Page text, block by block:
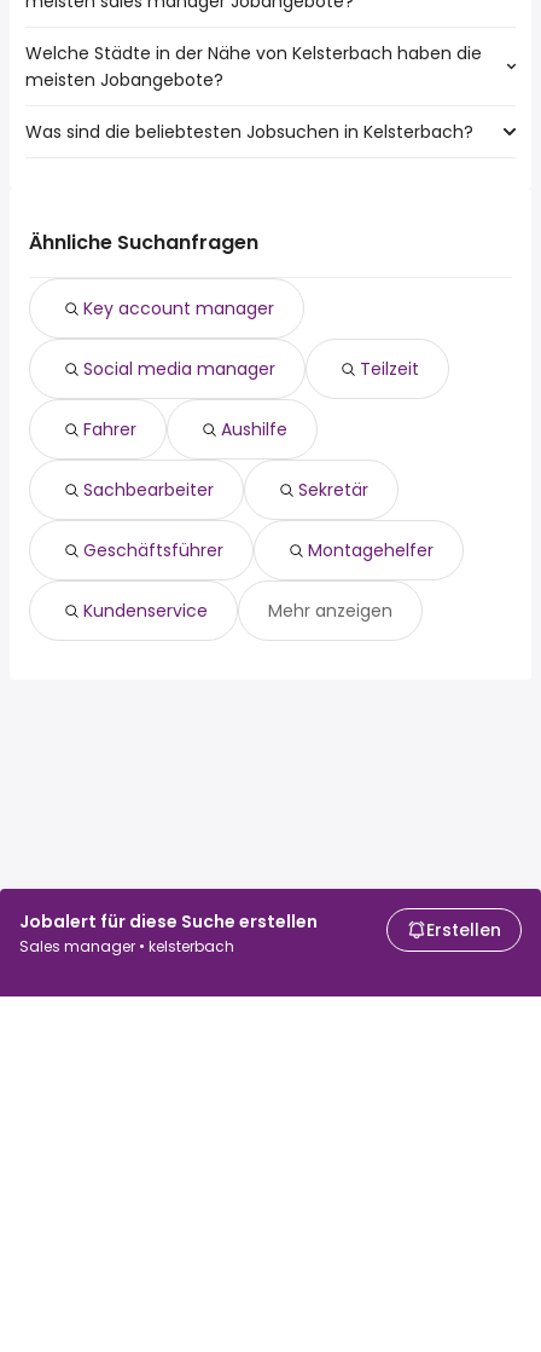
Jobalert für diese Suche erstellen
Sales manager • kelsterbach
Erstellen
Städte in der Nähe von Kelsterbach mit den meisten
sales manager Jobs:
Offenbach
Hofheim Am Taunus
Groß-Gerau
Bad Soden Am Taunus
Welche Städte in der Nähe von Kelsterbach haben die
meisten Jobangebote?
10 Städte in der Nähe von Kelsterbach mit den meisten
Rüsselsheim
Hofheim Am Taunus
Neu Isenburg
Langen
Groß-Gerau
Bad Soden Am Taunus
Was sind die beliebtesten Jobsuchen in Kelsterbach?
fahrer
sekretär
geschäftsführer
montagehelfer
kundenservice
Öffentlicher dienst
hausmeister
Ähnliche Suchanfragen
Key account manager
Social media manager Teilzeit
Fahrer Aushilfe
Sachbearbeiter Sekretär
Geschäftsführer Montagehelfer
Kundenservice Mehr anzeigen